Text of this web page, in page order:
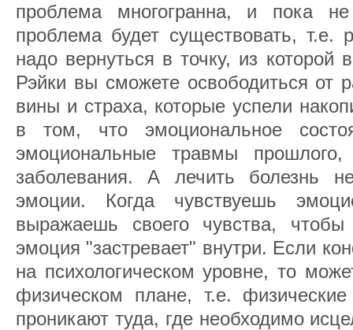
проблема многогранна, и пока
проблема будет существовать,
надо вернуться в точку, из
Рэйки вы сможете освободиться от
вины и страха, которые успели
в том, что эмоциональное
эмоциональные травмы
заболевания. А лечить болезнь
эмоции. Когда чувствуешь
выражаешь своего чувства, чтобы
эмоция "застревает" внутри. Если
на психологическом уровне, то
физическом плане, т.е.
проникают туда, где необходимо